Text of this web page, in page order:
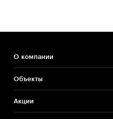
О компании
Объекты
Акции